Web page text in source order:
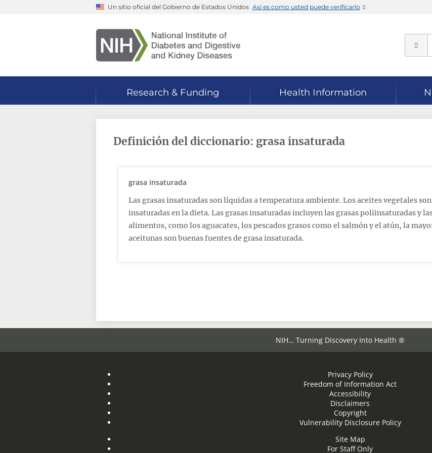
Un sitio oficial del Gobierno de Estados Unidos Así es como usted puede verificarlo
Research & Funding Health Information
Definición del diccionario: grasa insaturada
grasa insaturada
Las grasas insaturadas son líquidas a temperatura ambiente. Los aceites vegetales
insaturadas en la dieta. Las grasas insaturadas incluyen las grasas poliinsaturadas y
alimentos, como los aguacates, los pescados grasos como el salmón y el atún, la
aceitunas son buenas fuentes de grasa insaturada.
NIH… Turning Discovery Into Health ®
Privacy Policy
Freedom of Information Act
Accessibility
Disclaimers
Copyright
Vulnerability Disclosure Policy
Site Map
For Staff Only